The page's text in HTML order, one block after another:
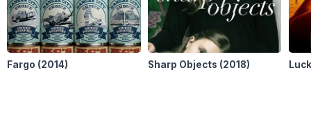
Fargo (2014) Sharp Objects (2018)